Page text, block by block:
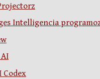
Intelligencia
Codex